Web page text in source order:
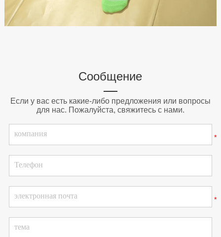
Сообщение
Если у вас есть какие-либо предложения или вопросы
для нас. Пожалуйста, свяжитесь с нами.
*
*